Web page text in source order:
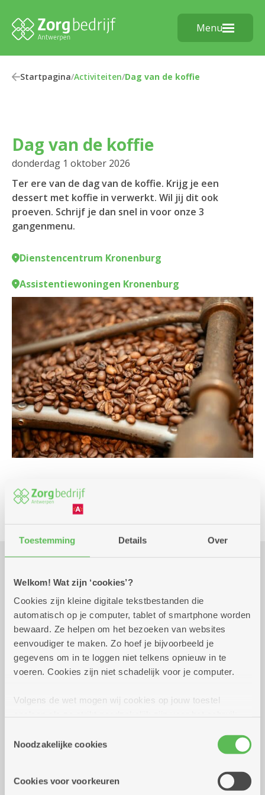
Toestemming Details Over
Welkom! Wat zijn ‘cookies’?
Cookies zijn kleine digitale tekstbestanden die
automatisch op je computer, tablet of smartphone worden
bewaard. Ze helpen om het bezoeken van websites
eenvoudiger te maken. Zo hoef je bijvoorbeeld je
gegevens om in te loggen niet telkens opnieuw in te
voeren. Cookies zijn niet schadelijk voor je computer.
Volgens de wet mogen wij cookies op jouw toestel
cookies hebben we jouw toestemming nodig. Sommige
cookies worden geplaatst door derde partijen die een
informatie over jouw (geanonimiseerd) gebruik van onze
Noodzakelijke cookies
Cookies voor voorkeuren
Menu
Startpagina/Activiteiten/Dag van de koffie
Dag van de koffie
donderdag 1 oktober 2026
Ter ere van de dag van de koffie. Krijg je een
dessert met koffie in verwerkt. Wil jij dit ook
proeven. Schrijf je dan snel in voor onze 3
gangenmenu.
Dienstencentrum Kronenburg
Assistentiewoningen Kronenburg
Culinair
Praktisch
donderdag 1 oktober
2026
12.00 uur tot 13.00
uur
prijs van een 3 gangen menu
Reserveer vervoer
Dienstencentrum Kronenburg
2100 Deurne
Van Duyststraat 188 - 194
2100 Deurne